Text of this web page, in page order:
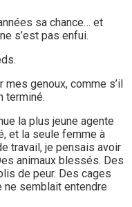
sa chance… et
s’est pas enfui.
genoux, comme s’il
terminé.
la plus jeune agente
et la seule femme à
travail, je pensais avoir
animaux blessés. Des
de peur. Des cages
semblait entendre